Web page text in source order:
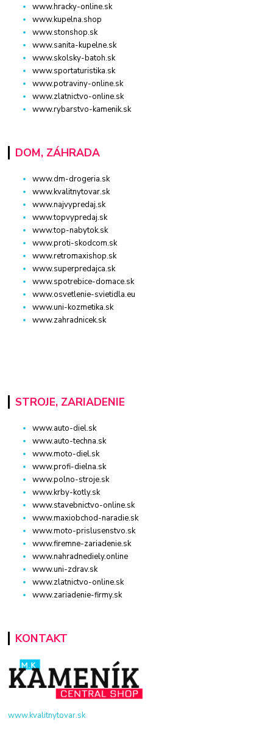
www.hracky-online.sk
www.kupelna.shop
www.stonshop.sk
www.sanita-kupelne.sk
www.skolsky-batoh.sk
www.sportaturistika.sk
www.potraviny-online.sk
www.zlatnictvo-online.sk
www.rybarstvo-kamenik.sk
DOM, ZÁHRADA
www.dm-drogeria.sk
www.kvalitnytovar.sk
www.najvypredaj.sk
www.topvypredaj.sk
www.top-nabytok.sk
www.proti-skodcom.sk
www.retromaxishop.sk
www.superpredajca.sk
www.spotrebice-domace.sk
www.osvetlenie-svietidla.eu
www.uni-kozmetika.sk
www.zahradnicek.sk
STROJE, ZARIADENIE
www.auto-diel.sk
www.auto-techna.sk
www.moto-diel.sk
www.profi-dielna.sk
www.polno-stroje.sk
www.krby-kotly.sk
www.stavebnictvo-online.sk
www.maxiobchod-naradie.sk
www.moto-prislusenstvo.sk
www.firemne-zariadenie.sk
www.nahradnediely.online
www.uni-zdrav.sk
www.zlatnictvo-online.sk
www.zariadenie-firmy.sk
KONTAKT
www.kvalitnytovar.sk